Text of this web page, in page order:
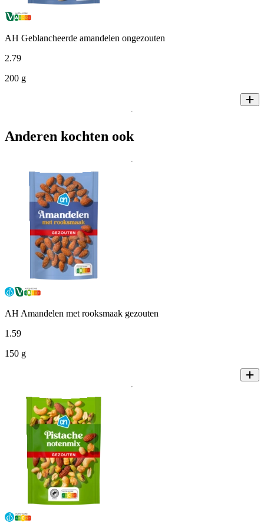
AH Geblancheerde amandelen ongezouten
2.79
200 g
Anderen kochten ook
AH Amandelen met rooksmaak gezouten
1 .59
150 g